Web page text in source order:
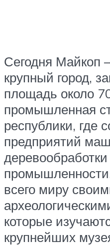
Сегодня Майкоп
крупный город,
площадь около
промышленная
республики, где
предприятий
всего миру
которые
крупнейших